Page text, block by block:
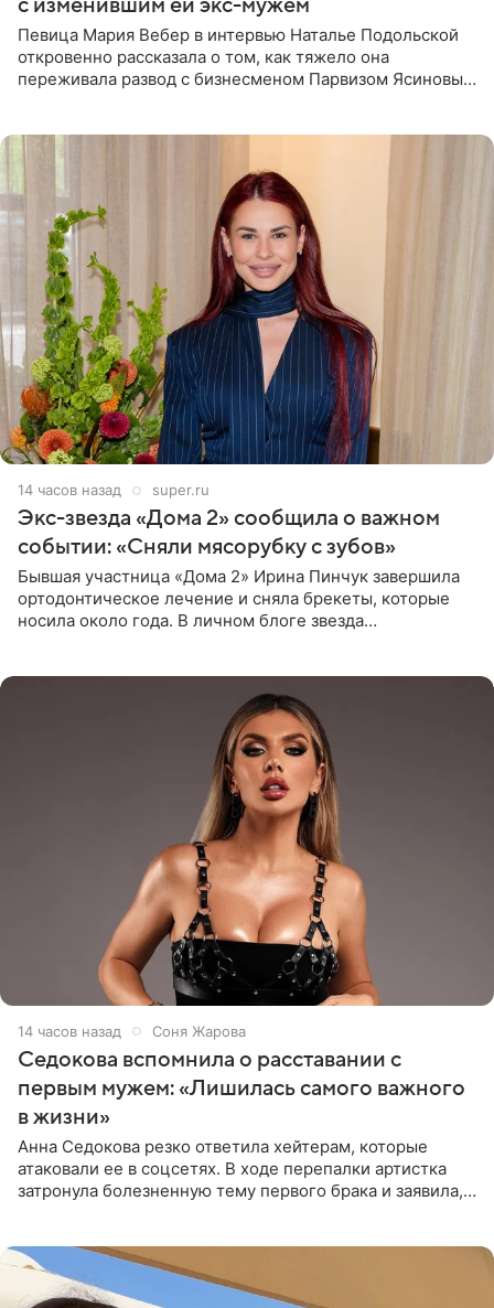
с изменившим ей экс-мужем
Певица Мария Вебер в интервью Наталье Подольской
откровенно рассказала о том, как тяжело она
переживала развод с бизнесменом Парвизом Ясиновым.
14 часов назад super.ru
Экс-звезда «Дома 2» сообщила о важном
событии: «Сняли мясорубку с зубов»
Бывшая участница «Дома 2» Ирина Пинчук завершила
ортодонтическое лечение и сняла брекеты, которые
носила около года. В личном блоге звезда
14 часов назад Соня Жарова
Седокова вспомнила о расставании с
первым мужем: «Лишилась самого важного
в жизни»
Анна Седокова резко ответила хейтерам, которые
атаковали ее в соцсетях. В ходе перепалки артистка
затронула болезненную тему первого брака и заявила,